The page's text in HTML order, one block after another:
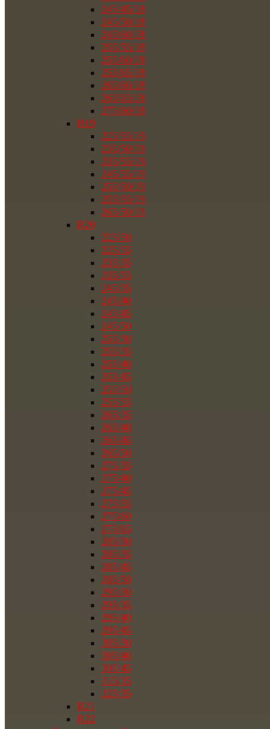
245/45/18
245/50/18
245/60/18
255/55/18
255/60/18
255/65/18
265/60/18
265/65/18
275/60/18
R19
225/55/19
235/50/19
235/55/19
245/55/19
255/50/19
255/55/19
265/50/19
R20
225/50
225/55
235/35
235/55
245/35
245/40
245/45
245/50
255/30
255/35
255/40
255/45
255/50
255/55
265/35
265/40
265/45
265/50
275/35
275/40
275/45
275/55
275/60
275/65
285/30
285/35
285/45
285/50
295/30
295/35
295/40
295/45
305/30
305/40
305/45
315/35
325/35
R21
R22